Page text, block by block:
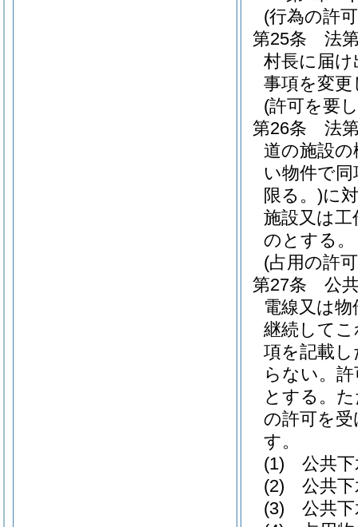
(行為の許
第25条
法
村長に届
事項を変
(許可を要
第26条
法
道の施設
い物件で
限る。)に
施設又は
のとする。
(占用の許
第27条
公
電線又は
継続して
項を記載
らない。
とする。
の許可を
す。
(1)
公共
(2)
公共
(3)
公共